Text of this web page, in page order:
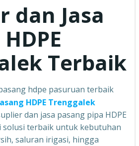
dan Jasa
Terbaik
HDPE Trenggalek
dan jasa pasang pipa HDPE
solusi terbaik untuk kebutuhan
saluran irigasi, hingga